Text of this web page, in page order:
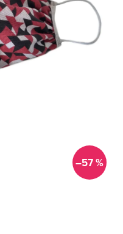
–57 %